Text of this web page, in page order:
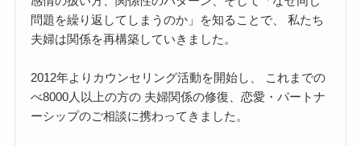
問題を繰り返してしまうのか」を知ることで、 私たち
夫婦は関係を再構築していきました。
2012年よりカウンセリング活動を開始し、 これまでの
べ8000人以上の方の 夫婦関係の修復、恋愛・パートナ
ーシップのご相談に携わってきました。